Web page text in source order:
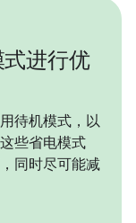
进行优
待机模式，以
些省电模式
同时尽可能减